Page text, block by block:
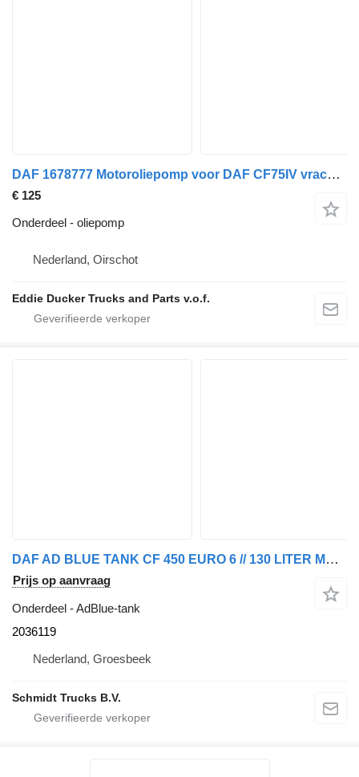
DAF 1678777 Motoroliepomp voor DAF CF75IV vrachtwagen
€ 125
Onderdeel - oliepomp
Nederland, Oirschot
Eddie Ducker Trucks and Parts v.o.f.
DAF AD BLUE TANK CF 450 EURO 6 // 130 LITER MODEL 2020 2036119 AdBlue-tank voor vrachtwagen
Prijs op aanvraag
Onderdeel - AdBlue-tank
2036119
Nederland, Groesbeek
Schmidt Trucks B.V.